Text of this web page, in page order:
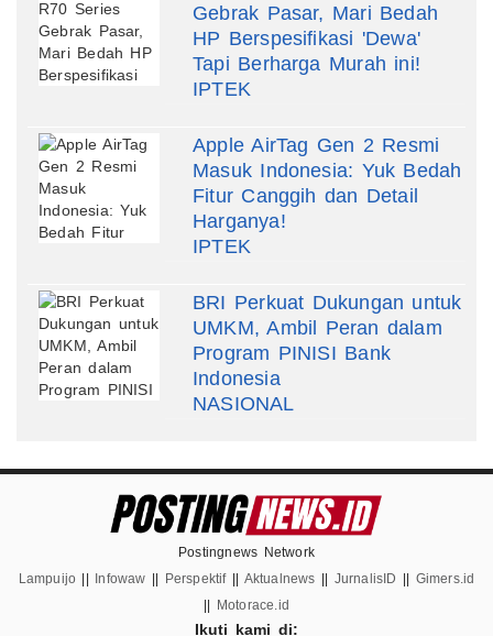
Gebrak Pasar, Mari Bedah
HP Berspesifikasi 'Dewa'
Tapi Berharga Murah ini!
IPTEK
Apple AirTag Gen 2 Resmi
Masuk Indonesia: Yuk Bedah
Fitur Canggih dan Detail
Harganya!
IPTEK
BRI Perkuat Dukungan untuk
UMKM, Ambil Peran dalam
Program PINISI Bank
Indonesia
NASIONAL
Postingnews Network
Lampuijo
Infowaw Perspektif|| Aktualnews JurnalisID
Gimers.id
Motorace.id
Ikuti kami di: